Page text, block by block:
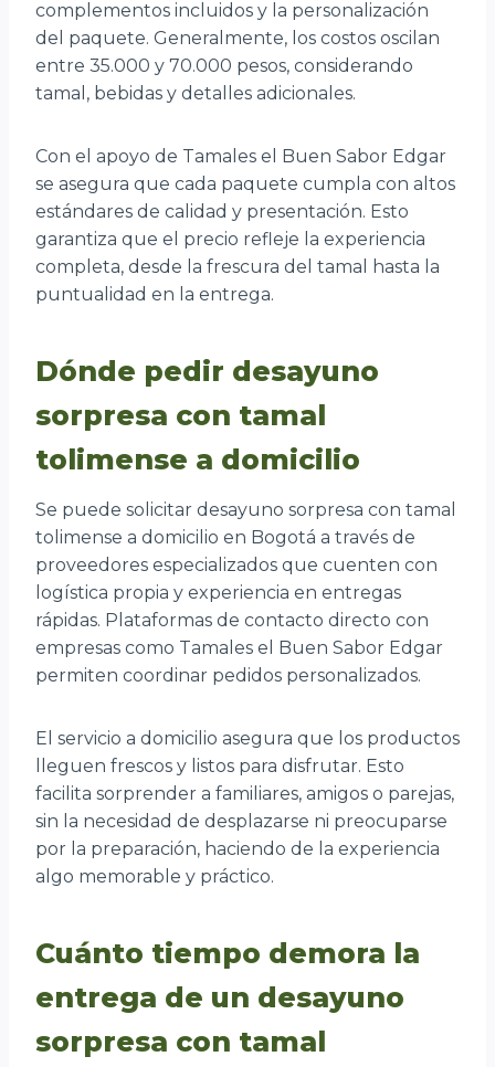
complementos incluidos y la personalización
del paquete. Generalmente, los costos oscilan
entre 35.000 y 70.000 pesos, considerando
tamal, bebidas y detalles adicionales.
Con el apoyo de Tamales el Buen Sabor Edgar
se asegura que cada paquete cumpla con altos
estándares de calidad y presentación. Esto
garantiza que el precio refleje la experiencia
completa, desde la frescura del tamal hasta la
puntualidad en la entrega.
Dónde pedir desayuno
sorpresa con tamal
tolimense a domicilio
Se puede solicitar desayuno sorpresa con tamal
tolimense a domicilio en Bogotá a través de
proveedores especializados que cuenten con
logística propia y experiencia en entregas
rápidas. Plataformas de contacto directo con
empresas como Tamales el Buen Sabor Edgar
permiten coordinar pedidos personalizados.
El servicio a domicilio asegura que los productos
lleguen frescos y listos para disfrutar. Esto
facilita sorprender a familiares, amigos o parejas,
sin la necesidad de desplazarse ni preocuparse
por la preparación, haciendo de la experiencia
algo memorable y práctico.
Cuánto tiempo demora la
entrega de un desayuno
sorpresa con tamal